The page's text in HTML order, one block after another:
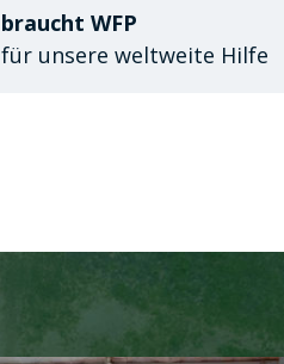
braucht WFP
für unsere weltweite Hilfe